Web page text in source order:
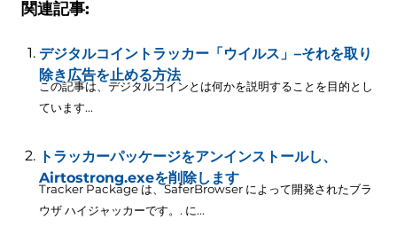
関連記事:
デジタルコイントラッカー「ウイルス」–それを取り
除き広告を止める方法
この記事は、デジタルコインとは何かを説明することを目的とし
ています...
トラッカーパッケージをアンインストールし、
Airtostrong.exeを削除します
Tracker Package は、SaferBrowser によって開発されたブラ
ウザ ハイジャッカーです。. に...